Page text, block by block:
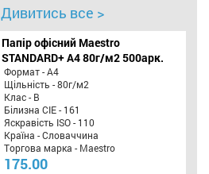
Дивитись все >
Папір офісний Maestro
STANDARD+ А4 80г/м2 500арк.
Формат - А4
Щільність - 80г/м2
Клас - B
Білизна CIE - 161
Яскравість ISO - 110
Країна - Словаччина
Торгова марка - Maestro
175.00